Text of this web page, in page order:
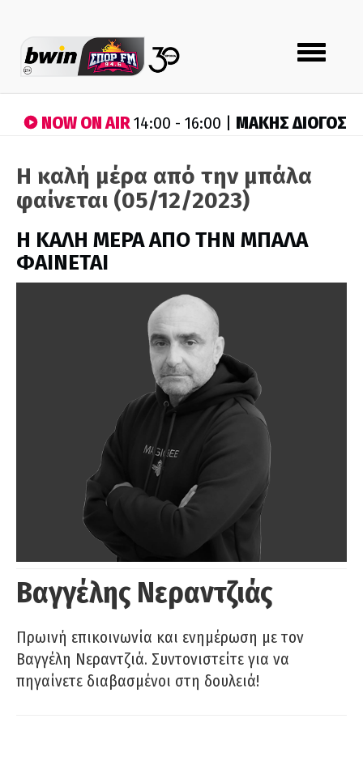
Toggle
navigation
NOW ON AIR14:00 - 16:00 | ΜΑΚΗΣ ΔΙΟΓΟΣ
Η καλή μέρα από την μπάλα
φαίνεται (05/12/2023)
H ΚΑΛΗ ΜΕΡΑ ΑΠΟ ΤΗΝ ΜΠΑΛΑ
ΦΑΙΝΕΤΑΙ
Βαγγέλης Νεραντζιάς
Πρωινή επικοινωνία και ενημέρωση με τον
Βαγγέλη Νεραντζιά. Συντονιστείτε για να
πηγαίνετε διαβασμένοι στη δουλειά!